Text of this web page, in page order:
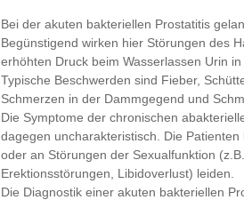
Bei der akuten bakteriellen Prostatitis
Begünstigend wirken hier Störungen des
erhöhten Druck beim Wasserlassen Urin
Typische Beschwerden sind Fieber,
Schmerzen in der Dammgegend und
Die Symptome der chronischen
dagegen uncharakteristisch. Die
oder an Störungen der Sexualfunktion
Erektionsstörungen, Libidoverlust) leiden.
Die Diagnostik einer akuten bakteriellen